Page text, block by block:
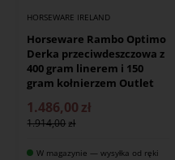
HORSEWARE IRELAND
Horseware Rambo Optimo
Derka przeciwdeszczowa z
400 gram linerem i 150
gram kołnierzem Outlet
1.486,00 zł
1.914,00
W magazynie — wysyłka od ręki